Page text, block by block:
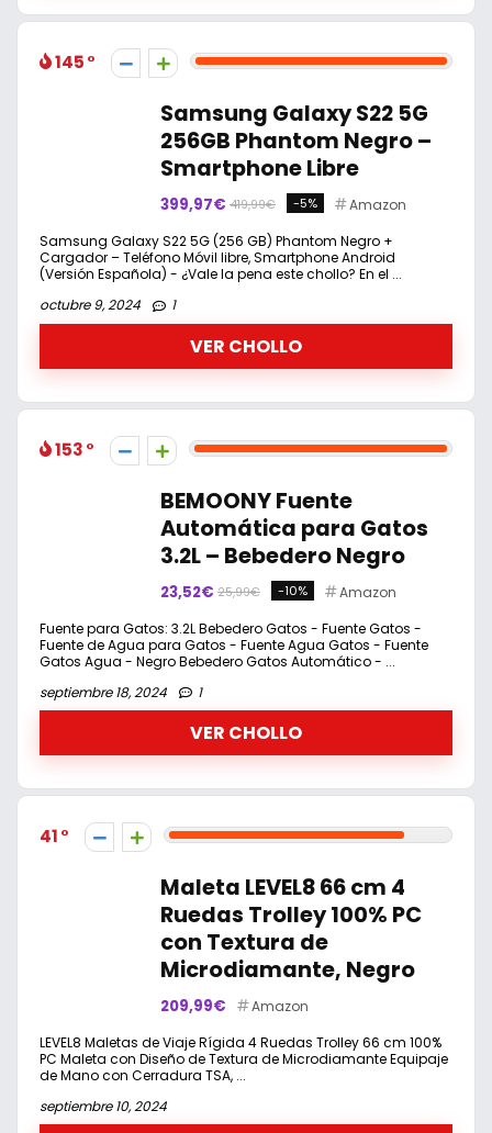
145
Samsung Galaxy S22 5G
256GB Phantom Negro –
Smartphone Libre
399,97€ 419,99€ -5%
Amazon
Samsung Galaxy S22 5G (256 GB) Phantom Negro +
Cargador – Teléfono Móvil libre, Smartphone Android
(Versión Española) - ¿Vale la pena este chollo? En el ...
octubre 9, 2024
1
VER CHOLLO
153
BEMOONY Fuente
Automática para Gatos
3.2L – Bebedero Negro
23,52€ 25,99€ -10%
Amazon
Fuente para Gatos: 3.2L Bebedero Gatos - Fuente Gatos -
Fuente de Agua para Gatos - Fuente Agua Gatos - Fuente
Gatos Agua - Negro Bebedero Gatos Automático - ...
septiembre 18, 2024
1
VER CHOLLO
41
Maleta LEVEL8 66 cm 4
Ruedas Trolley 100% PC
con Textura de
Microdiamante, Negro
209,99€
Amazon
LEVEL8 Maletas de Viaje Rígida 4 Ruedas Trolley 66 cm 100%
PC Maleta con Diseño de Textura de Microdiamante Equipaje
de Mano con Cerradura TSA, ...
septiembre 10, 2024